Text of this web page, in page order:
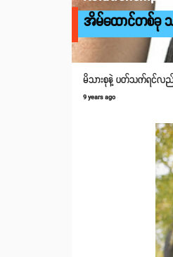
အိမ်ထောင်တစ်ခု သ
မိသားစုနဲ့ ပတ်သက်ရင်လည်
9 years ago